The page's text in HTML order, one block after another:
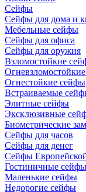
Сейфы
Сейфы для дома и
Мебельные сейфы
Сейфы для офиса
Сейфы для оружия
Взломостойкие
Огнестойкие сейфы
Встраиваемые
Элитные сейфы
Эксклюзивные
Биометрические
Сейфы для часов
Сейфы для денег
Сейфы
Гостиничные сейфы
Маленькие сейфы
Недорогие сейфы